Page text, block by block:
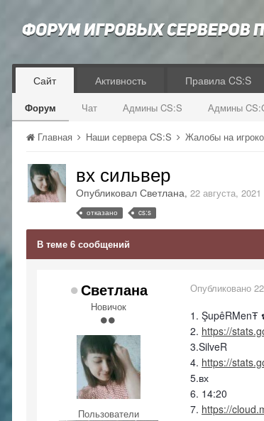
Сайт
Форум Чат Админы CS:S Админы
Активность Правила CS:S
Главная Наши сервера CS:S Жалобы на
вх сильвер
Опубликовал Светлана, 22 августа, 2021
отказано cs:s
В теме 6 сообщений
Светлана
Новичок
Пользователи
Опубликовано
2. https://
3.SilveR
4. https://
5.вх
6. 14:20
7. https://